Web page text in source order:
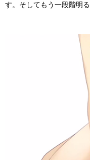
す。そしてもう一段階明